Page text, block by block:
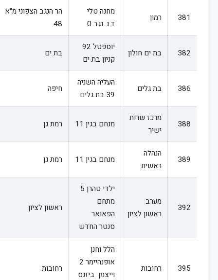
381 רמון
מחנה טלי
ד.נ. נגב 0
הר הנגב הצפוני מ"א
48
382 בת ים חולון
יוספטל 92
קניון בת ים
בת ים
386 בת גלים
העליה השניה
39 בת גלים
חיפה
388
מרכז שרות
ישיר
מנחם בגין 11 רמת גן
389
הנהלה
ראשית
מנחם בגין 11 רמת גן
392
מערב
ראשון לציון
ילדי טהרן 5
מתחם
הפאואר
סנטר החדש
ראשון לציון
395 רחובות
הלל וחנן
אופנהיימר 2
וייצמן ביזנס
רחובות